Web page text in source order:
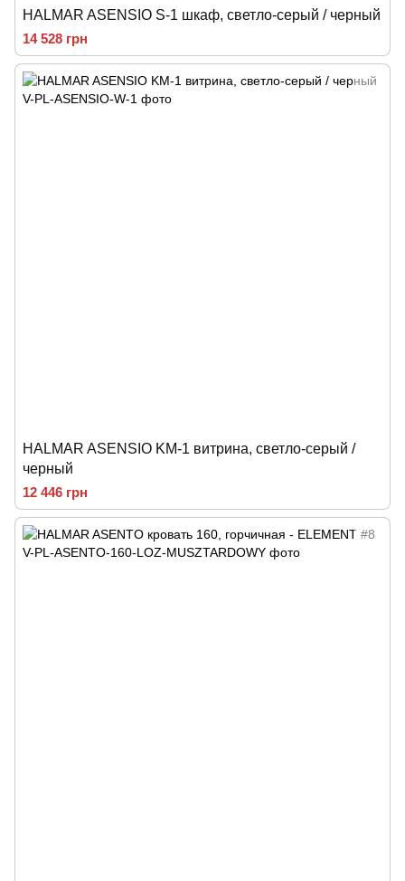
HALMAR ASENSIO S-1 шкаф, светло-серый / черный
14 528 грн
HALMAR ASENSIO KM-1 витрина, светло-серый /
черный
12 446 грн